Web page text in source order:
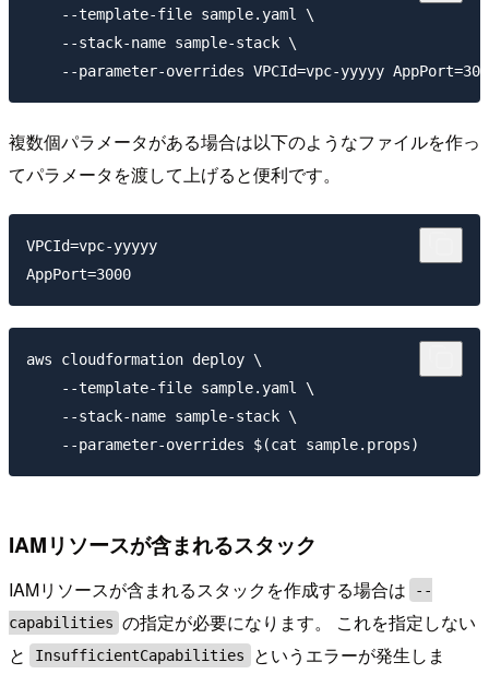
    --template-file sample.yaml \
    --stack-name sample-stack \
複数個パラメータがある場合は以下のようなファイルを作っ
てパラメータを渡して上げると便利です。
VPCId=vpc-yyyyy
aws cloudformation deploy \
    --template-file sample.yaml \
    --stack-name sample-stack \
IAMリソースが含まれるスタック
IAMリソースが含まれるスタックを作成する場合は
--
capabilities の指定が必要になります。 これを指定しない
と
InsufficientCapabilities
というエラーが発生しま